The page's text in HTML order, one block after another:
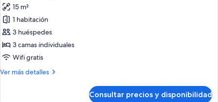
mar
las
fotos
de
Habitación
triple
15 m²
1 habitación
3 huéspedes
3 camas individuales
Wifi gratis
Ver más detalles
Más
Consultar precios y disponibilidad